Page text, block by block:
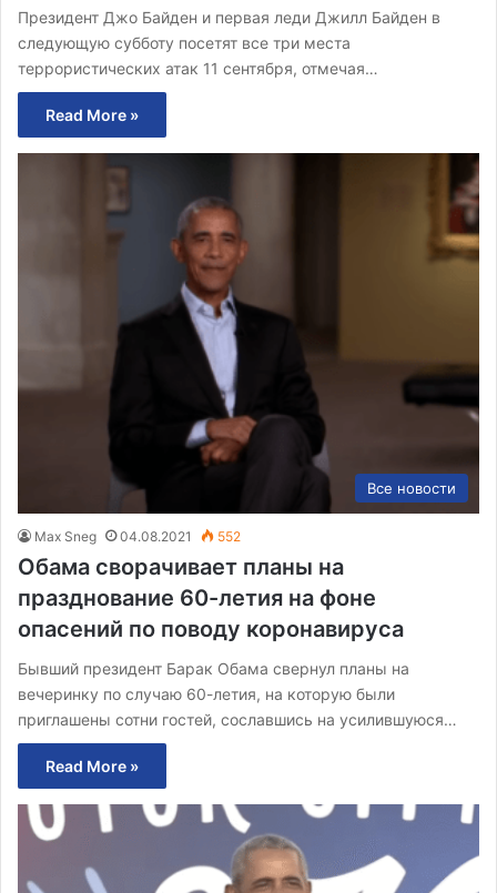
Президент Джо Байден и первая леди Джилл Байден в
следующую субботу посетят все три места
террористических атак 11 сентября, отмечая…
Read More »
Все новости
Max Sneg 04.08.2021 552
Обама сворачивает планы на
празднование 60-летия на фоне
опасений по поводу коронавируса
Бывший президент Барак Обама свернул планы на
вечеринку по случаю 60-летия, на которую были
приглашены сотни гостей, сославшись на усилившуюся…
Read More »